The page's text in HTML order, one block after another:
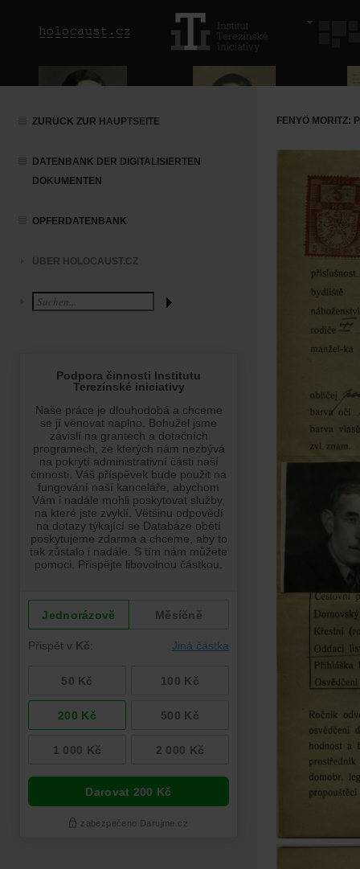
ZURÜCK ZUR HAUPTSEITE
DATENBANK DER DIGITALISIERTEN
DOKUMENTEN
OPFERDATENBANK
ÜBER HOLOCAUST.CZ
FENYÖ MORITZ: